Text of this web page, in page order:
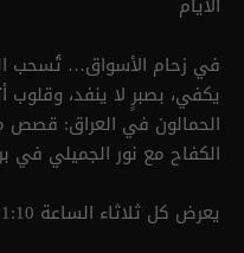
في زحام الأسواق… تُسحب
يكفي، بصبرٍ لا ينفد،
الحمالون في العراق: قصص
الكفاح مع نور الجميلي في برنامج
يعرض كل ثلاثاء الساعة 21:10 مساءً